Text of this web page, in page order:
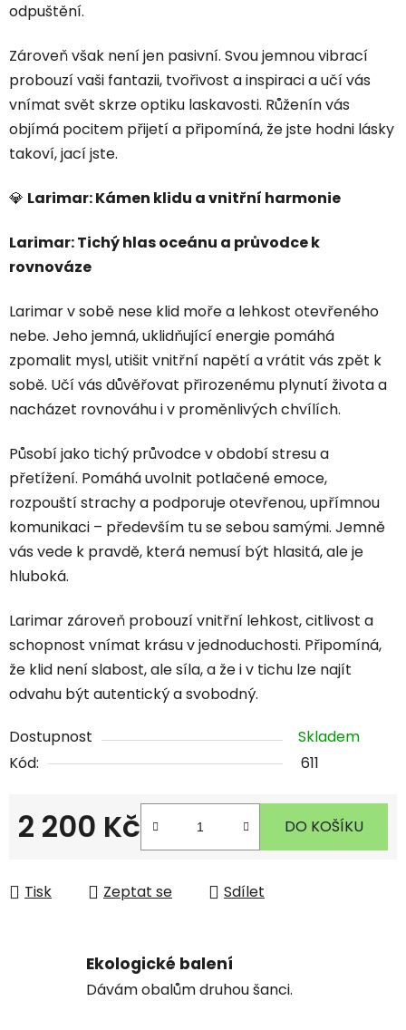
odpuštění.
Zároveň však není jen pasivní. Svou jemnou vibrací
probouzí vaši fantazii, tvořivost a inspiraci a učí vás
vnímat svět skrze optiku laskavosti. Růženín vás
objímá pocitem přijetí a připomíná, že jste hodni lásky
takoví, jací jste.
💎 Larimar: Kámen klidu a vnitřní harmonie
Larimar: Tichý hlas oceánu a průvodce k
rovnováze
Larimar v sobě nese klid moře a lehkost otevřeného
nebe. Jeho jemná, uklidňující energie pomáhá
zpomalit mysl, utišit vnitřní napětí a vrátit vás zpět k
sobě. Učí vás důvěřovat přirozenému plynutí života a
nacházet rovnováhu i v proměnlivých chvílích.
Působí jako tichý průvodce v období stresu a
přetížení. Pomáhá uvolnit potlačené emoce,
rozpouští strachy a podporuje otevřenou, upřímnou
komunikaci – především tu se sebou samými. Jemně
vás vede k pravdě, která nemusí být hlasitá, ale je
hluboká.
Larimar zároveň probouzí vnitřní lehkost, citlivost a
schopnost vnímat krásu v jednoduchosti. Připomíná,
že klid není slabost, ale síla, a že i v tichu lze najít
odvahu být autentický a svobodný.
Dostupnost
Skladem
Kód:
611
2 200 Kč DO KOŠÍKU
Tisk Zeptat se Sdílet
Ekologické balení
Dávám obalům druhou šanci.